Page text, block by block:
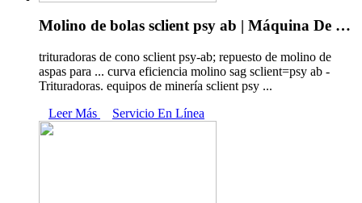
Molino de bolas sclient psy ab | Máquina De …
trituradoras de cono sclient psy-ab; repuesto de molino de
aspas para ... curva eficiencia molino sag sclient=psy ab -
Trituradoras. equipos de minería sclient psy ...
Leer Más
Servicio En Línea